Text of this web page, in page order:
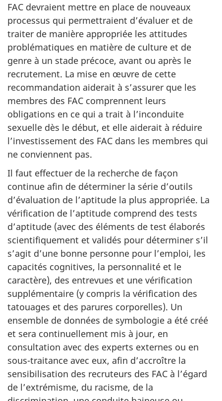
FAC devraient mettre en place de nouveaux
processus qui permettraient d’évaluer et de
traiter de manière appropriée les attitudes
problématiques en matière de culture et de
genre à un stade précoce, avant ou après le
recrutement. La mise en œuvre de cette
recommandation aiderait à s’assurer que les
membres des FAC comprennent leurs
obligations en ce qui a trait à l’inconduite
sexuelle dès le début, et elle aiderait à réduire
l’investissement des FAC dans les membres qui
ne conviennent pas.
Il faut effectuer de la recherche de façon
continue afin de déterminer la série d’outils
d’évaluation de l’aptitude la plus appropriée. La
vérification de l’aptitude comprend des tests
d’aptitude (avec des éléments de test élaborés
scientifiquement et validés pour déterminer s’il
s’agit d’une bonne personne pour l’emploi, les
capacités cognitives, la personnalité et le
caractère), des entrevues et une vérification
supplémentaire (y compris la vérification des
tatouages et des parures corporelles). Un
ensemble de données de symbologie a été créé
et sera continuellement mis à jour, en
consultation avec des experts externes ou en
sous-traitance avec eux, afin d’accroître la
sensibilisation des recruteurs des FAC à l’égard
de l’extrémisme, du racisme, de la